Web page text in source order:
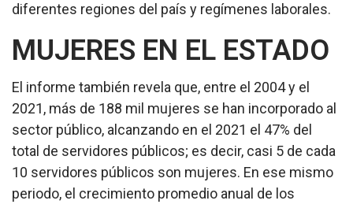
diferentes regiones del país y regímenes laborales.
MUJERES EN EL ESTADO
El informe también revela que, entre el 2004 y el
2021, más de 188 mil mujeres se han incorporado al
sector público, alcanzando en el 2021 el 47% del
total de servidores públicos; es decir, casi 5 de cada
10 servidores públicos son mujeres. En ese mismo
periodo, el crecimiento promedio anual de los